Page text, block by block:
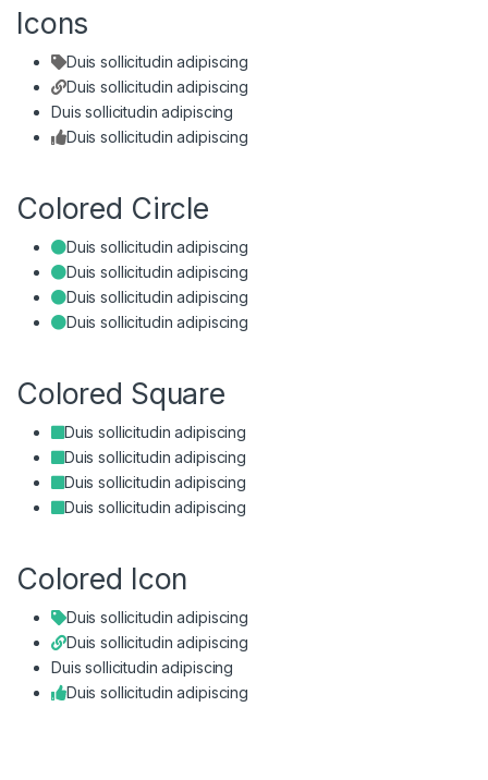
Icons
Duis sollicitudin adipiscing
Duis sollicitudin adipiscing
Duis sollicitudin adipiscing
Duis sollicitudin adipiscing
Colored Circle
Duis sollicitudin adipiscing
Duis sollicitudin adipiscing
Duis sollicitudin adipiscing
Duis sollicitudin adipiscing
Colored Square
Duis sollicitudin adipiscing
Duis sollicitudin adipiscing
Duis sollicitudin adipiscing
Duis sollicitudin adipiscing
Colored Icon
Duis sollicitudin adipiscing
Duis sollicitudin adipiscing
Duis sollicitudin adipiscing
Duis sollicitudin adipiscing